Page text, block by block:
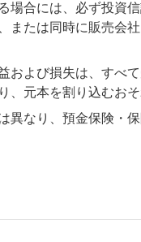
場合には、必ず投資
または同時に販売会
および損失は、すべ
、元本を割り込むおそ
異なり、預金保険・